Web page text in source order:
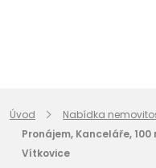
Úvod
Nabídka
Pronájem, Kanceláře, 100
Vítkovice